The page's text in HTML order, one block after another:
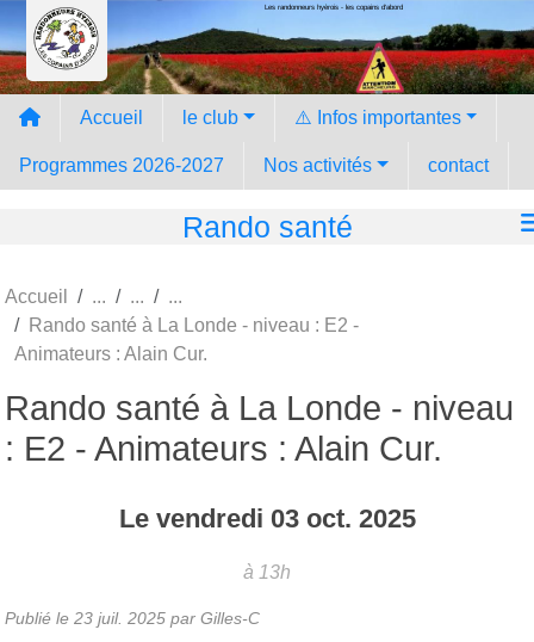
Les randonneurs hyèrois - les copains d'abord
Accueil le club ⚠️ Infos importantes
Programmes 2026-2027 Nos activités contact
Rando santé
Accueil
Rando santé à La Londe - niveau : E2 -
Animateurs : Alain Cur.
Rando santé à La Londe - niveau
: E2 - Animateurs : Alain Cur.
Le vendredi 03 oct. 2025
à 13h
Publié le 23 juil. 2025 par Gilles-C
Panneau de gestion des cookies